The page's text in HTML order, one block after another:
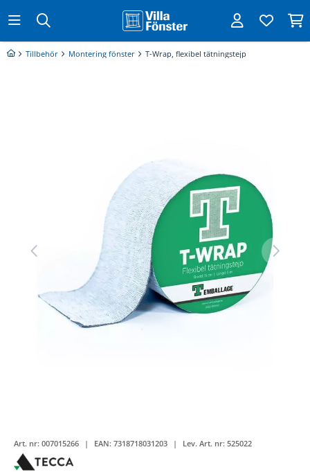
Tillbehör Montering fönster T-Wrap, flexibel tätningstejp
Art. nr: 007015266 EAN: 7318718031203 Lev. Art. nr: 525022